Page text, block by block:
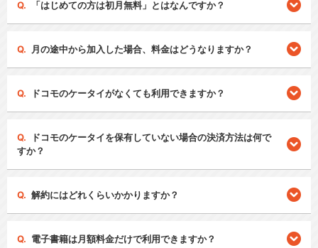
「はじめての方は初月無料」とはなんですか？
月の途中から加入した場合、料金はどうなりますか？
ドコモのケータイがなくても利用できますか？
ドコモのケータイを保有していない場合の決済方法は何で
すか？
解約にはどれくらいかかりますか？
電子書籍は月額料金だけで利用できますか？